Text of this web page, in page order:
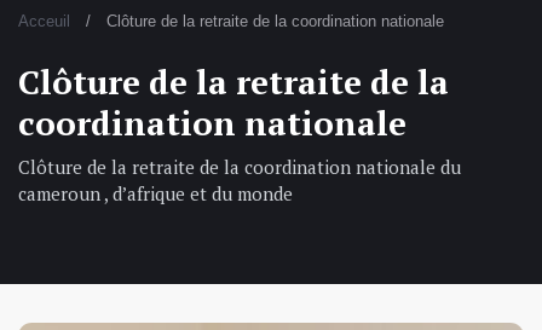
Acceuil Clôture de la retraite de la coordination nationale
Clôture de la retraite de la
coordination nationale
Clôture de la retraite de la coordination nationale du
cameroun , d’afrique et du monde